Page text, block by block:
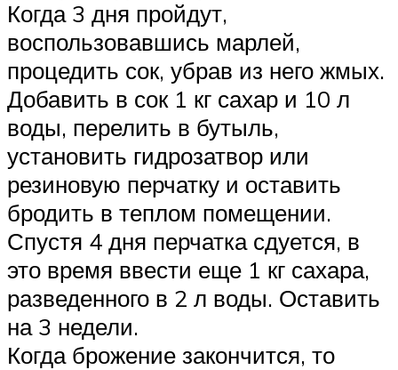
Когда 3 дня пройдут,
воспользовавшись марлей,
процедить сок, убрав из него жмых.
Добавить в сок 1 кг сахар и 10 л
воды, перелить в бутыль,
установить гидрозатвор или
резиновую перчатку и оставить
бродить в теплом помещении.
Спустя 4 дня перчатка сдуется, в
это время ввести еще 1 кг сахара,
разведенного в 2 л воды. Оставить
на 3 недели.
Когда брожение закончится, то